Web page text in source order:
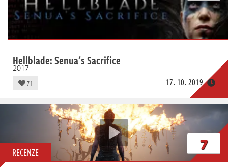
Hellblade: Senua's Sacrifice
2017
71 17. 10. 2019
RECENZE 7